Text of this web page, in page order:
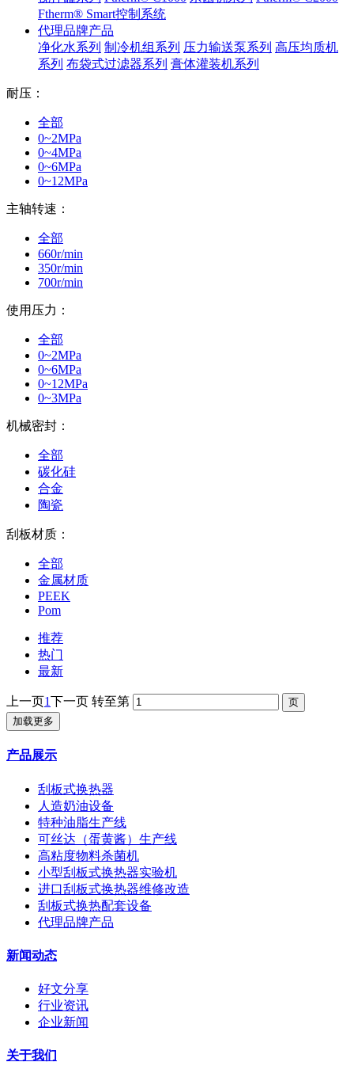
Ftherm® Smart控制系统
代理品牌产品
净化水系列 制冷机组系列 压力输送泵系列 高压均质机
系列 布袋式过滤器系列 膏体灌装机系列
耐压：
全部
0~2MPa
0~4MPa
0~6MPa
0~12MPa
主轴转速：
全部
660r/min
350r/min
700r/min
使用压力：
全部
0~2MPa
0~6MPa
0~12MPa
0~3MPa
机械密封：
全部
碳化硅
合金
陶瓷
刮板材质：
全部
金属材质
PEEK
Pom
推荐
热门
最新
上一页1下一页 转至第
加载更多
产品展示
刮板式换热器
人造奶油设备
特种油脂生产线
可丝达（蛋黄酱）生产线
高粘度物料杀菌机
小型刮板式换热器实验机
进口刮板式换热器维修改造
刮板式换热配套设备
代理品牌产品
新闻动态
好文分享
行业资讯
企业新闻
关于我们